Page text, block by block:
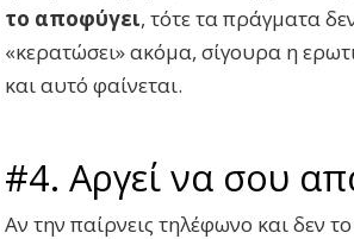
το αποφύγει, τότε τα πράγματα
«κερατώσει» ακόμα, σίγουρα η
και αυτό φαίνεται.
#4. Αργεί να σου
Αν την παίρνεις τηλέφωνο και δεν